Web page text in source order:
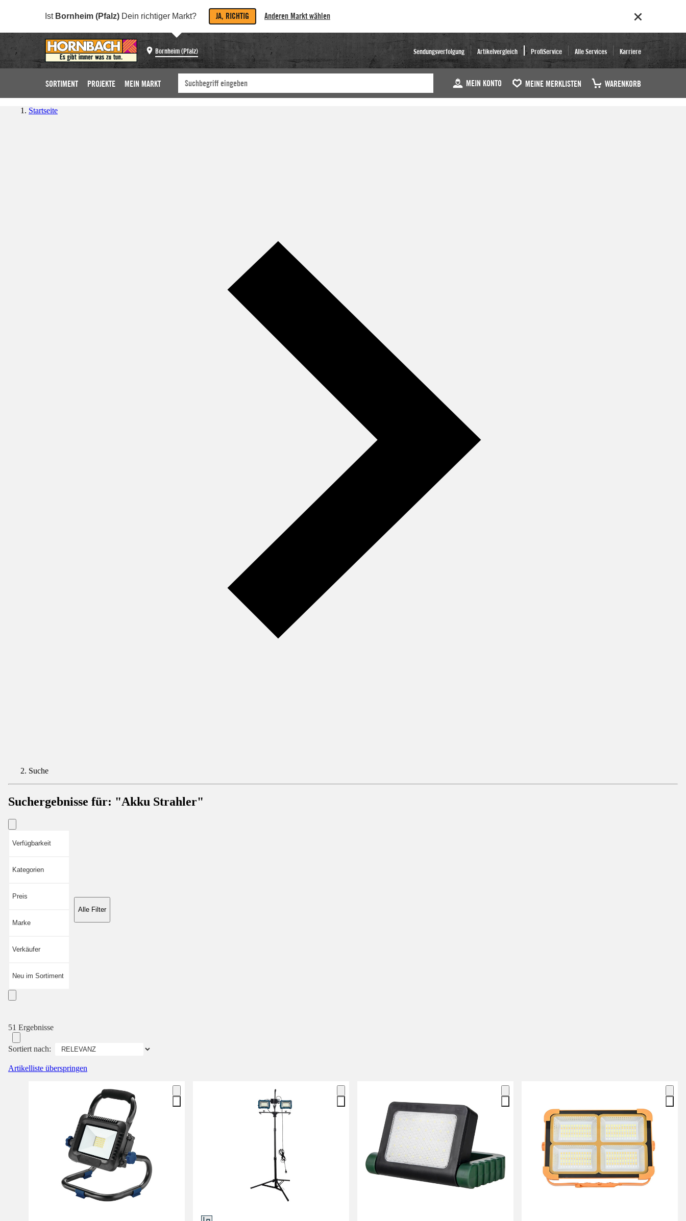
Ist Bornheim (Pfalz) Dein richtiger Markt? JA, RICHTIG Anderen Markt wählen
Bornheim (Pfalz) Sendungsverfolgung Artikelvergleich ProfiService Alle Services Karriere
SORTIMENT PROJEKTE MEIN MARKT MEIN KONTO MEINE MERKLISTEN WARENKORB
Startseite
Suche
Suchergebnisse für: "Akku Strahler"
Verfügbarkeit
Kategorien
Preis
Marke
Verkäufer
Neu im Sortiment
Alle Filter
51 Ergebnisse
Sortiert nach:
Artikelliste überspringen